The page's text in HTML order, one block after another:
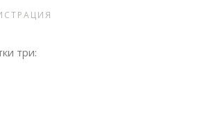
три: